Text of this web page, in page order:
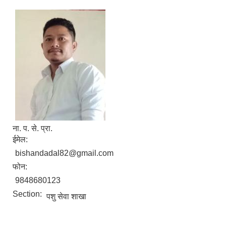
ना. प. से. प्रा.
ईमेल:
bishandadal82@gmail.com
फोन:
9848680123
Section: पशु सेवा शाखा